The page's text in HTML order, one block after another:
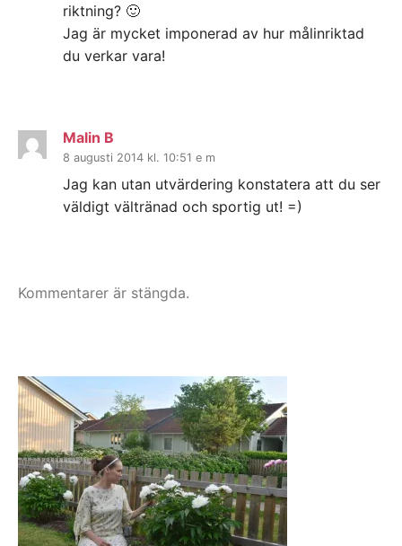
riktning? 🙂
Jag är mycket imponerad av hur målinriktad
du verkar vara!
Malin B
8 augusti 2014 kl. 10:51 e m
Jag kan utan utvärdering konstatera att du ser
väldigt vältränad och sportig ut! =)
Kommentarer är stängda.